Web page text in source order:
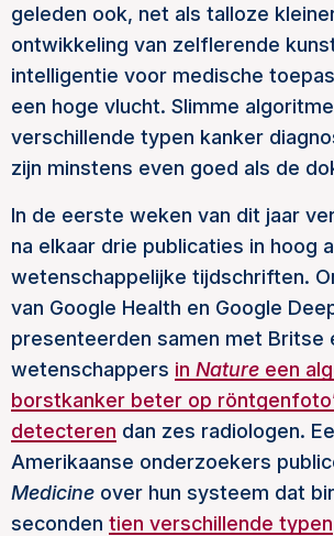
geleden ook, net als talloze
ontwikkeling van zelflerende
intelligentie voor medische
een hoge vlucht. Slimme
verschillende typen kanker
zijn minstens even goed als de
In de eerste weken van dit jaar
na elkaar drie publicaties in hoog
wetenschappelijke tijdschriften.
van Google Health en Google
presenteerden samen met Britse
wetenschappers in Nature een
borstkanker beter op
detecteren dan zes radiologen.
Amerikaanse onderzoekers
Medicine over hun systeem dat
seconden tien verschillende typen